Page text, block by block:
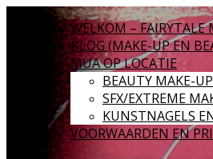
WELKOM – FAIRYTALE
BLOG (MAKE-UP EN
MUA OP LOCATIE
BEAUTY MAKE-UP
SFX/EXTREME
KUNSTNAGELS
VOORWAARDEN EN